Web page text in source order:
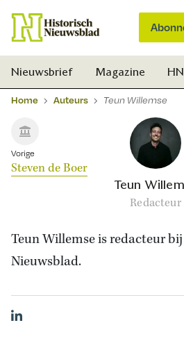
Nieuwsbrief Magazine
Home Auteurs Teun Willemse
Vorige
Steven de Boer
Teun
Redacteur
Teun Willemse is redacteur
Nieuwsblad.
LinkedIn